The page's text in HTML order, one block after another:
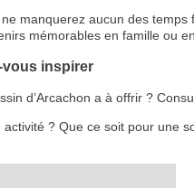
manquerez aucun des
mémorables en famille ou
vous inspirer
d’Arcachon a à offrir ?
? Que ce soit pour une